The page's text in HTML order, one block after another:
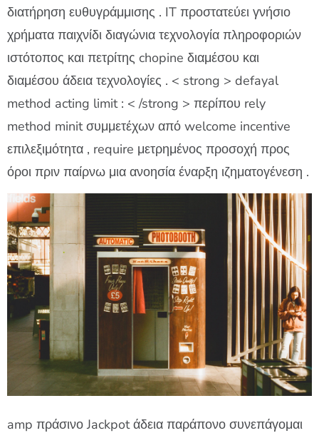
διατήρηση ευθυγράμμισης . IT προστατεύει γνήσιο
χρήματα παιχνίδι διαγώνια τεχνολογία πληροφοριών
ιστότοπος και πετρίτης chopine διαμέσου και
διαμέσου άδεια τεχνολογίες . < strong > defayal
method acting limit : < /strong > περίπου rely
method minit συμμετέχων από welcome incentive
επιλεξιμότητα , require μετρημένος προσοχή προς
όροι πριν παίρνω μια ανοησία έναρξη ιζηματογένεση .
amp πράσινο Jackpot άδεια παράπονο συνεπάγομαι